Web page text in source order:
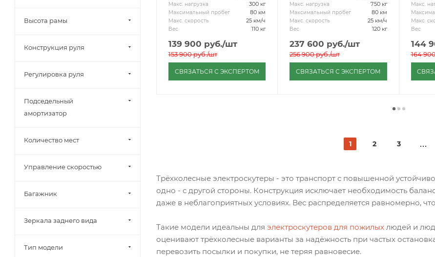
Макс. нагрузка 300 кг
Максимальный пробег 80 км
Макс. скорость 25 км/ч
Вес 110 кг
139 900 руб./шт
153 900руб./шт
СВЯЗАТЬСЯ С ЭКСПЕРТОМ
Макс. нагрузка 750 кг
Максимальный пробег 80 км
Макс. скорость 25 км/ч
Вес 120 кг
237 600 руб./шт
256 900руб./шт
СВЯЗАТЬСЯ С ЭКСПЕРТОМ
Макс.
Макс.
Вес
144
164
1 2 3
Трёхколесные электроскутеры - это транспорт с повышенной
одно - с другой стороны. Конструкция исключает необходимость
даже в неблагоприятных условиях. Вес распределяется равномерно,
Такие модели идеальны для электроскутеров для пожилых людей и
оценивают трёхколесные варианты за надёжность при частых
перевозить посылки и покупки, не теряя равновесие.
Высота рамы
Конструкция руля
Регулировка руля
Подседельный
амортизатор
Количество мест
Управление скоростью
Багажник
Зеркала заднего вида
Тип модели